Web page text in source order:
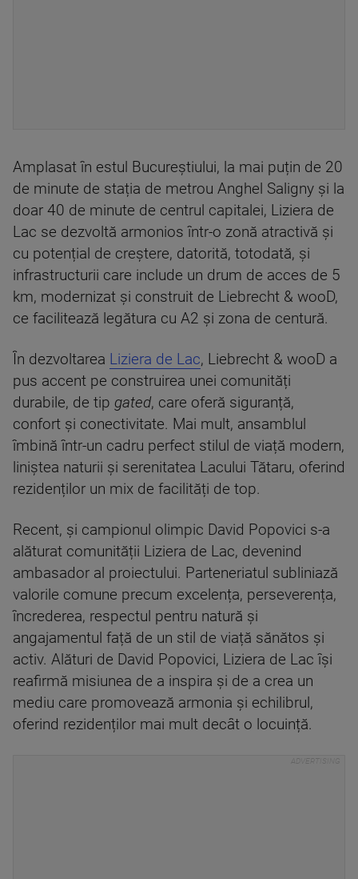
Amplasat în estul Bucureștiului, la mai puțin de 20
de minute de stația de metrou Anghel Saligny și la
doar 40 de minute de centrul capitalei, Liziera de
Lac se dezvoltă armonios într-o zonă atractivă și
cu potențial de creștere, datorită, totodată, și
infrastructurii care include un drum de acces de 5
km, modernizat și construit de Liebrecht & wooD,
ce facilitează legătura cu A2 și zona de centură.
În dezvoltarea Liziera de Lac, Liebrecht & wooD a
pus accent pe construirea unei comunități
durabile, de tip gated, care oferă siguranță,
confort și conectivitate. Mai mult, ansamblul
îmbină într-un cadru perfect stilul de viață modern,
liniștea naturii și serenitatea Lacului Tătaru, oferind
rezidenților un mix de facilități de top.
Recent, și campionul olimpic David Popovici s-a
alăturat comunității Liziera de Lac, devenind
ambasador al proiectului. Parteneriatul subliniază
valorile comune precum excelența, perseverența,
încrederea, respectul pentru natură și
angajamentul față de un stil de viață sănătos și
activ. Alături de David Popovici, Liziera de Lac își
reafirmă misiunea de a inspira și de a crea un
mediu care promovează armonia și echilibrul,
oferind rezidenților mai mult decât o locuință.